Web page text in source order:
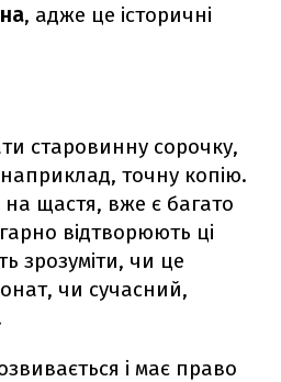
, адже це історичні
старовинну сорочку,
точну копію.
на щастя, вже є багато
відтворюють ці
зрозуміти, чи це
чи сучасний,
і має право